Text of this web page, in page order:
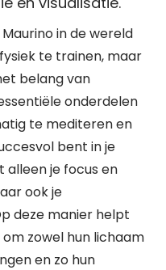
in de wereld
te trainen, maar
belang van
onderdelen
te mediteren en
bent in je
alleen je focus en
ook je
deze manier helpt
zowel hun lichaam
en zo hun